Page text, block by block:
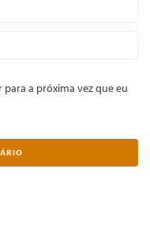
a próxima vez que eu